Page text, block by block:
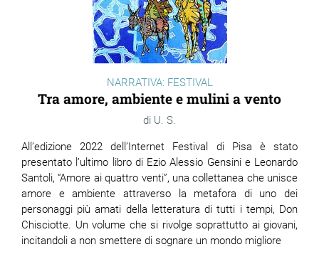
NARRATIVA: FESTIVAL
Tra amore, ambiente e mulini a vento
U. S.
All’edizione 2022 dell’Internet Festival di Pisa è stato
presentato l’ultimo libro di Ezio Alessio Gensini e Leonardo
Santoli, “Amore ai quattro venti”, una collettanea che unisce
amore e ambiente attraverso la metafora di uno dei
personaggi più amati della letteratura di tutti i tempi, Don
Chisciotte. Un volume che si rivolge soprattutto ai giovani,
incitandoli a non smettere di sognare un mondo migliore